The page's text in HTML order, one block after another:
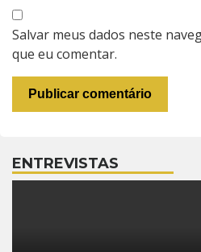
Salvar meus dados neste
que eu comentar.
ENTREVISTAS